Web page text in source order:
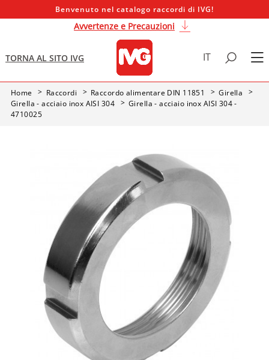
Benvenuto nel catalogo raccordi di IVG!
Avvertenze e Precauzioni
TORNA AL SITO IVG IT
Home Raccordi Raccordo alimentare DIN 11851
Girella
Girella - acciaio inox AISI 304
Girella - acciaio inox AISI 304 -
4710025